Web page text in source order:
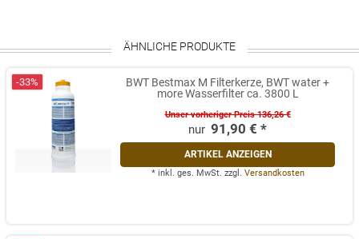
ÄHNLICHE PRODUKTE
-33%
BWT Bestmax M Filterkerze, BWT water +
more Wasserfilter ca. 3800 L
Unser vorheriger Preis 136,26 €
91,90 € *
ARTIKEL ANZEIGEN
* inkl. ges. MwSt. zzgl. Versandkosten